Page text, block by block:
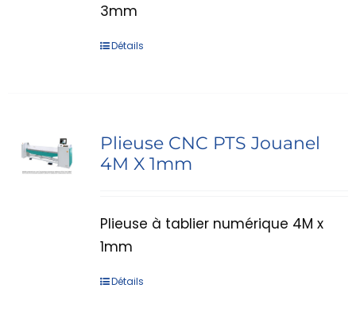
3mm
Détails
Plieuse CNC PTS Jouanel
4M X 1mm
Plieuse à tablier numérique 4M x
1mm
Détails